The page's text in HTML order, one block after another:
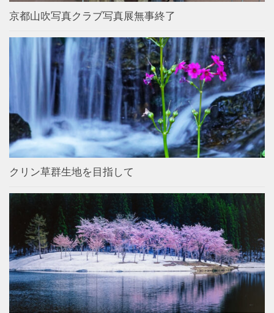
京都山吹写真クラブ写真展無事終了
クリン草群生地を目指して